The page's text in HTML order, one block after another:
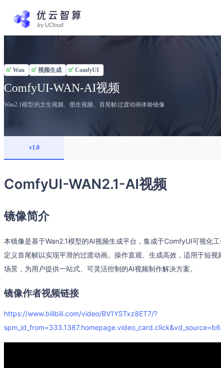
Wan 视频生成 ComfyUI
ComfyUI-WAN-AI视频
Wan2.1模型的文生视频、图生视频、首尾帧过渡动画体验镜像
v1.0
ComfyUI-WAN2.1-AI视频
镜像简介
本镜像是基于Wan2.1模型的AI视频生成平台，集成于ComfyUI可视化
定义首尾帧以实现平滑的过渡动画。操作直观、生成高效，适用于短
场景，为用户提供一站式、可灵活控制的AI视频制作解决方案。
镜像作者视频链接
https://www.bilibili.com/video/BV1YSTxz8ET7/?